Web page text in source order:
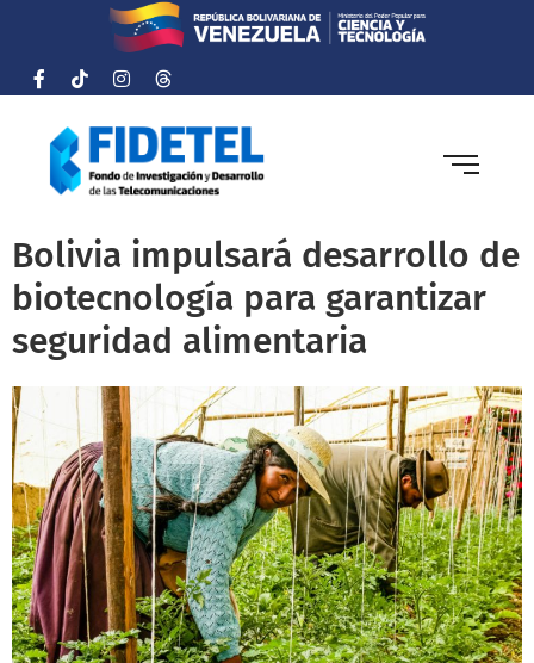
Bolivia impulsará desarrollo de
biotecnología para garantizar
seguridad alimentaria